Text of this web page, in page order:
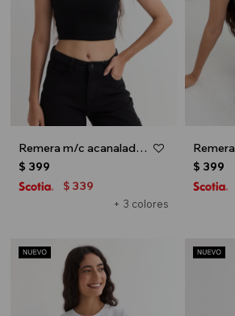
Remera m/c acanalada cuello a la base - Negro
+ 3 colores
$ 399
$ 339
$ 399